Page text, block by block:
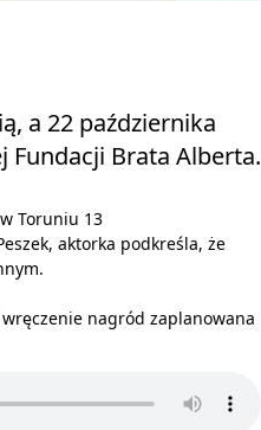
a 22 października
Fundacji Brata Alberta.
Toruniu 13
aktorka podkreśla, że
nagród zaplanowana